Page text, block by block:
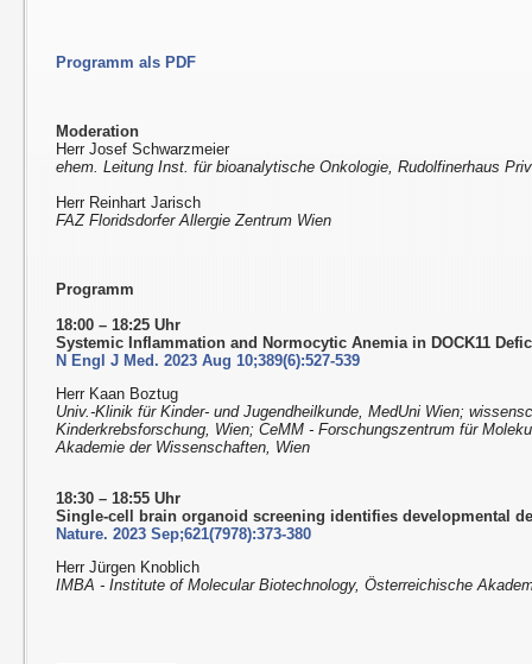
Programm als PDF
Moderation
Herr Josef Schwarzmeier
ehem. Leitung Inst. für bioanalytische Onkologie, Rudolfinerhaus
Herr Reinhart Jarisch
FAZ Floridsdorfer Allergie Zentrum Wien
Programm
18:00 – 18:25 Uhr
Systemic Inflammation and Normocytic Anemia in DOCK11
N Engl J Med. 2023 Aug 10;389(6):527-539
Herr Kaan Boztug
Univ.-Klinik für Kinder- und Jugendheilkunde, MedUni Wien;
Kinderkrebsforschung, Wien; CeMM - Forschungszentrum für
Akademie der Wissenschaften, Wien
18:30 – 18:55 Uhr
Single-cell brain organoid screening identifies developmental
Nature. 2023 Sep;621(7978):373-380
Herr Jürgen Knoblich
IMBA - Institute of Molecular Biotechnology, Österreichische